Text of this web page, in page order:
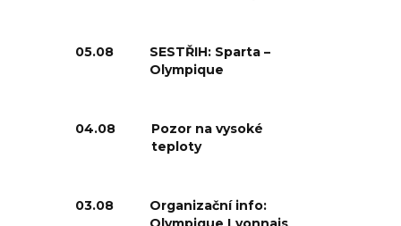
05.08
SESTŘIH: Sparta –
Olympique
04.08
Pozor na vysoké
teploty
03.08
Organizační info: